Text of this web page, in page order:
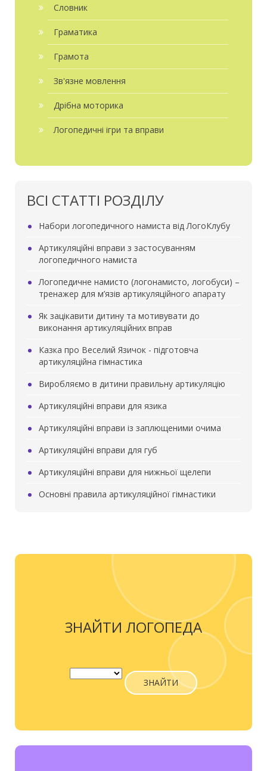
Словник
Граматика
Грамота
Зв'язне мовлення
Дрібна моторика
Логопедичні ігри та вправи
ВСІ СТАТТІ РОЗДІЛУ
Набори логопедичного намиста від ЛогоКлубу
Артикуляційні вправи з застосуванням
логопедичного намиста
Логопедичне намисто (логонамисто, логобуси) –
тренажер для м’язів артикуляційного апарату
Як зацікавити дитину та мотивувати до
виконання артикуляційних вправ
Казка про Веселий Язичок - підготовча
артикуляційна гімнастика
Виробляємо в дитини правильну артикуляцію
Артикуляційні вправи для язика
Артикуляційні вправи із заплющеними очима
Артикуляційні вправи для губ
Артикуляційні вправи для нижньої щелепи
Основні правила артикуляційної гімнастики
ЗНАЙТИ ЛОГОПЕДА
ЗНАЙТИ